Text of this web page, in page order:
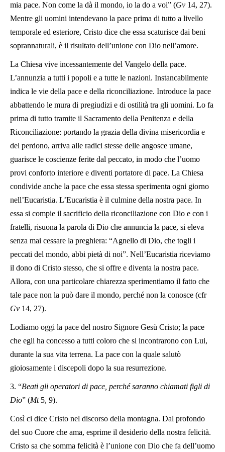
mia pace. Non come la dà il mondo, io la do a voi” (Gv 14, 27).
Mentre gli uomini intendevano la pace prima di tutto a livello
temporale ed esteriore, Cristo dice che essa scaturisce dai beni
soprannaturali, è il risultato dell’unione con Dio nell’amore.
La Chiesa vive incessantemente del Vangelo della pace.
L’annunzia a tutti i popoli e a tutte le nazioni. Instancabilmente
indica le vie della pace e della riconciliazione. Introduce la pace
abbattendo le mura di pregiudizi e di ostilità tra gli uomini. Lo fa
prima di tutto tramite il Sacramento della Penitenza e della
Riconciliazione: portando la grazia della divina misericordia e
del perdono, arriva alle radici stesse delle angosce umane,
guarisce le coscienze ferite dal peccato, in modo che l’uomo
provi conforto interiore e diventi portatore di pace. La Chiesa
condivide anche la pace che essa stessa sperimenta ogni giorno
nell’Eucaristia. L’Eucaristia è il culmine della nostra pace. In
essa si compie il sacrificio della riconciliazione con Dio e con i
fratelli, risuona la parola di Dio che annuncia la pace, si eleva
senza mai cessare la preghiera: “Agnello di Dio, che togli i
peccati del mondo, abbi pietà di noi”. Nell’Eucaristia riceviamo
il dono di Cristo stesso, che si offre e diventa la nostra pace.
Allora, con una particolare chiarezza sperimentiamo il fatto che
tale pace non la può dare il mondo, perché non la conosce (cfr
Gv 14, 27).
Lodiamo oggi la pace del nostro Signore Gesù Cristo; la pace
che egli ha concesso a tutti coloro che si incontrarono con Lui,
durante la sua vita terrena. La pace con la quale salutò
gioiosamente i discepoli dopo la sua resurrezione.
3. “Beati gli operatori di pace, perché saranno chiamati figli di
Dio” (Mt5, 9).
Così ci dice Cristo nel discorso della montagna. Dal profondo
del suo Cuore che ama, esprime il desiderio della nostra felicità.
Cristo sa che somma felicità è l’unione con Dio che fa dell’uomo